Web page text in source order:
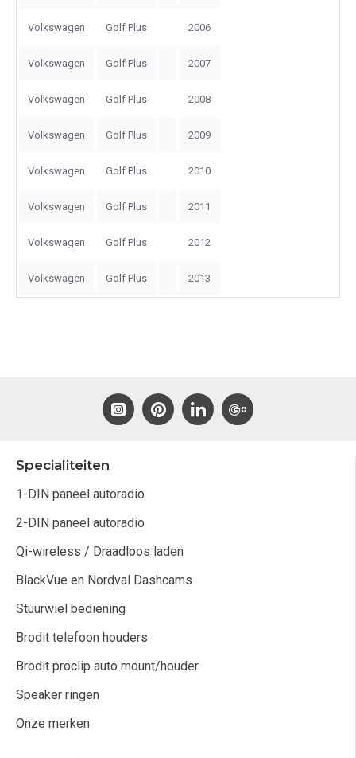
Volkswagen Golf Plus 2006
Volkswagen Golf Plus 2007
Volkswagen Golf Plus 2008
Volkswagen Golf Plus 2009
Volkswagen Golf Plus 2010
Volkswagen Golf Plus 2011
Volkswagen Golf Plus 2012
Volkswagen Golf Plus 2013
Specialiteiten
1-DIN paneel autoradio
2-DIN paneel autoradio
Qi-wireless / Draadloos laden
BlackVue en Nordval Dashcams
Stuurwiel bediening
Brodit telefoon houders
Brodit proclip auto mount/houder
Speaker ringen
Onze merken